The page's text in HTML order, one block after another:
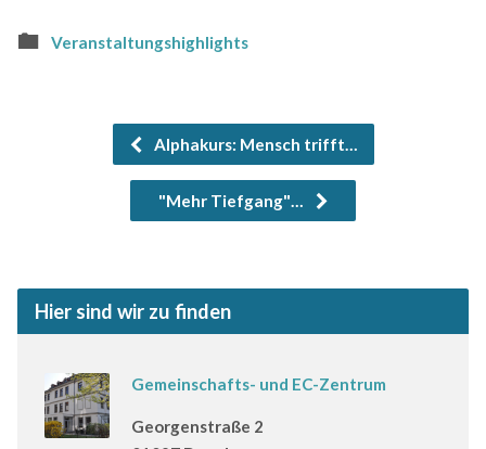
Veranstaltungshighlights
Alphakurs: Mensch trifft…
"Mehr Tiefgang"…
Hier sind wir zu finden
Gemeinschafts- und EC-Zentrum
Georgenstraße 2